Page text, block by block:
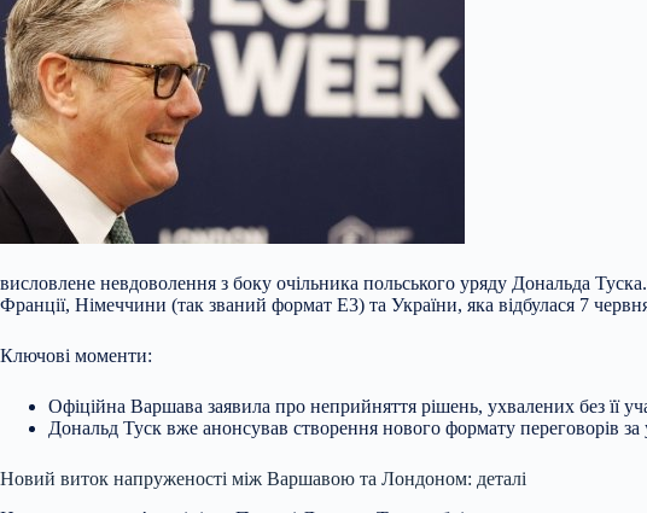
висловлене невдоволення з боку очільника польського уряду Дональда
Франції, Німеччини (так званий формат E3) та України, яка відбулася 7
Ключові моменти:
Офіційна Варшава заявила про неприйняття рішень, ухвалених без її
Дональд Туск вже анонсував створення нового формату переговорів за
Новий виток напруженості між Варшавою та Лондоном: деталі